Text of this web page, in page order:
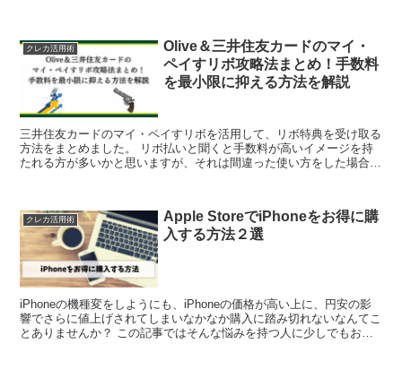
クレカ活用術
Olive＆三井住友カードのマイ・
ペイすリボ攻略法まとめ！手数料
を最小限に抑える方法を解説
三井住友カードのマイ・ペイすリボを活用して、リボ特典を受け取る
方法をまとめました。 リボ払いと聞くと手数料が高いイメージを持
たれる方が多いかと思いますが、それは間違った使い方をした場合の
クレカ活用術
Apple StoreでiPhoneをお得に購
入する方法２選
iPhoneの機種変をしようにも、iPhoneの価格が高い上に、円安の影
響でさらに値上げされてしまいなかなか購入に踏み切れないなんてこ
とありませんか？ この記事ではそんな悩みを持つ人に少しでもお得